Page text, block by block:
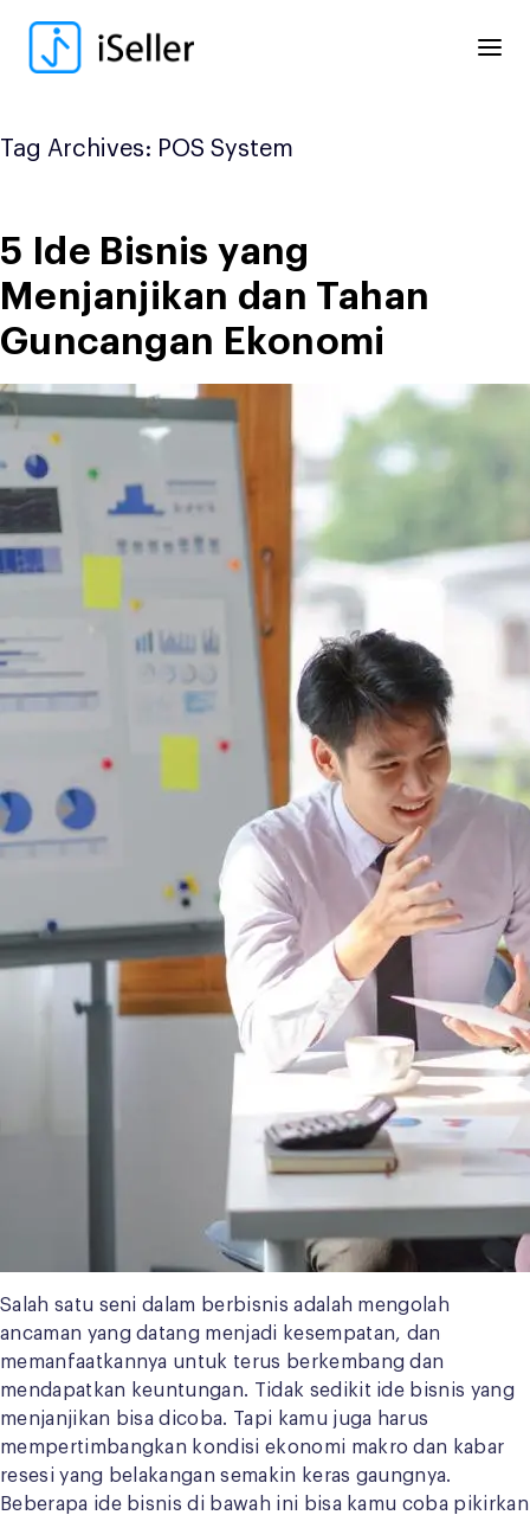
content
Tag Archives: POS System
5 Ide Bisnis yang
Menjanjikan dan Tahan
Guncangan Ekonomi
Salah satu seni dalam berbisnis adalah mengolah
ancaman yang datang menjadi kesempatan, dan
memanfaatkannya untuk terus berkembang dan
mendapatkan keuntungan. Tidak sedikit ide bisnis yang
menjanjikan bisa dicoba. Tapi kamu juga harus
mempertimbangkan kondisi ekonomi makro dan kabar
resesi yang belakangan semakin keras gaungnya.
Beberapa ide bisnis di bawah ini bisa kamu coba pikirkan